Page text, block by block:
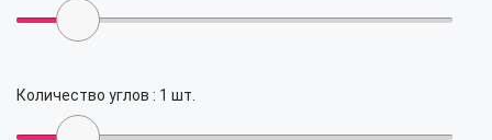
Количество углов : 1 шт.